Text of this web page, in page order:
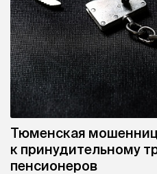
Тюменская
к принудительному
пенсионеров